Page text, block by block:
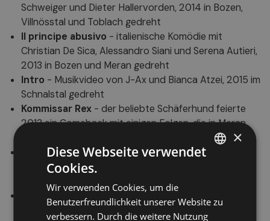
Schweiger und Dieter Hallervorden, 2014 in Bozen,
Villnösstal und Toblach gedreht
Il principe abusivo - italienische Komödie mit
Christian De Sica, Alessandro Siani und Serena Autieri,
2013 in Bozen und Meran gedreht
Intro - Musikvideo von J-Ax und Bianca Atzei, 2015 im
Schnalstal gedreht
Kommissar Rex - der beliebte Schäferhund feierte
2013 ein Comeback mit einigen Folgen, die in Meran,
La corrispondenza(The Correspondence) - von
Giuseppe Tornatore mit Jeremy Irons und Olga
Kurylenko, 2015 in Bozen und Brixen gedreht
La migliore offerta(The best offer) - film von
Giuseppe Tornatore mit Geoffrey Rush und Donald
×
Diese Webseite verwendet
Cookies.
Wir verwenden Cookies, um die
Benutzerfreundlichkeit unserer Website zu
verbessern. Durch die weitere Nutzung